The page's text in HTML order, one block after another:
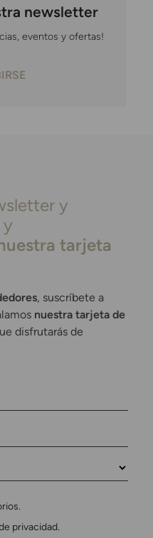
newsletter
eventos y ofertas!
y
tarjeta
, suscríbete a
nuestra tarjeta de
disfrutarás de
privacidad.